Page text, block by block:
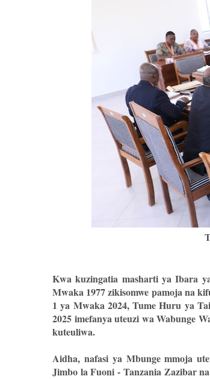
Kwa kuzingatia masharti ya Ibara
Mwaka 1977 zikisomwe pamoja na
1 ya Mwaka 2024, Tume Huru ya
2025 imefanya uteuzi wa Wabunge
kuteuliwa.
Aidha, nafasi ya Mbunge mmoja
Jimbo la Fuoni - Tanzania Zazibar